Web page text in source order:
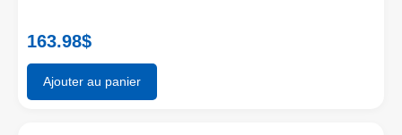
163.98$
Ajouter au panier